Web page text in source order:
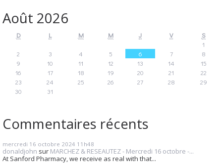
Août 2026
D L M M J V
S
1
2
3 4 5 6 7
8
9
10 11 12 13 14
15
16
17 18 19 20 21
22
23
24 25 26 27 28
29
30
31
Commentaires récents
mercredi 16 octobre 2024 11h48
donaldjohn sur MARCHEZ & RESEAUTEZ - Mercredi 16 octobre -...
At Sanford Pharmacy, we receive as real with that...